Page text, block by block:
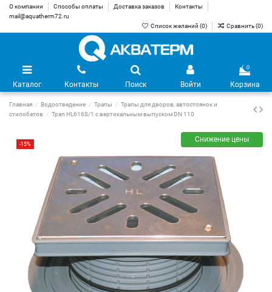
О компании Способы оплаты Доставка заказов
Контакты
mail@aquatherm72.ru
Список желаний (0) Сравнить (0)
Каталог Контакты Поиск Войти
0
Корзина
Главная Водоотведение Трапы
Трапы для дворов, автостоянок и
стилобатов
Трап HL616S/1 с вертикальным выпуском DN 110
-15%
Снижение цены